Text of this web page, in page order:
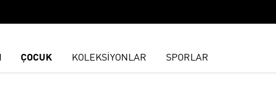
ÇOCUK KOLEKSİYONLAR SPORLAR